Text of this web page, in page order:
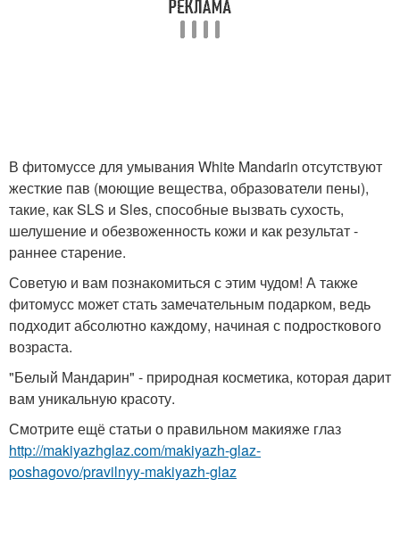
В фитомуссе для умывания White Mandarin отсутствуют
жесткие пав (моющие вещества, образователи пены),
такие, как SLS и Sles, способные вызвать сухость,
шелушение и обезвоженность кожи и как результат -
раннее старение.
Советую и вам познакомиться с этим чудом! А также
фитомусс может стать замечательным подарком, ведь
подходит абсолютно каждому, начиная с подросткового
возраста.
"Белый Мандарин" - природная косметика, которая дарит
вам уникальную красоту.
Смотрите ещё статьи о правильном макияже глаз
http://makiyazhglaz.com/makiyazh-glaz-
poshagovo/pravilnyy-makiyazh-glaz